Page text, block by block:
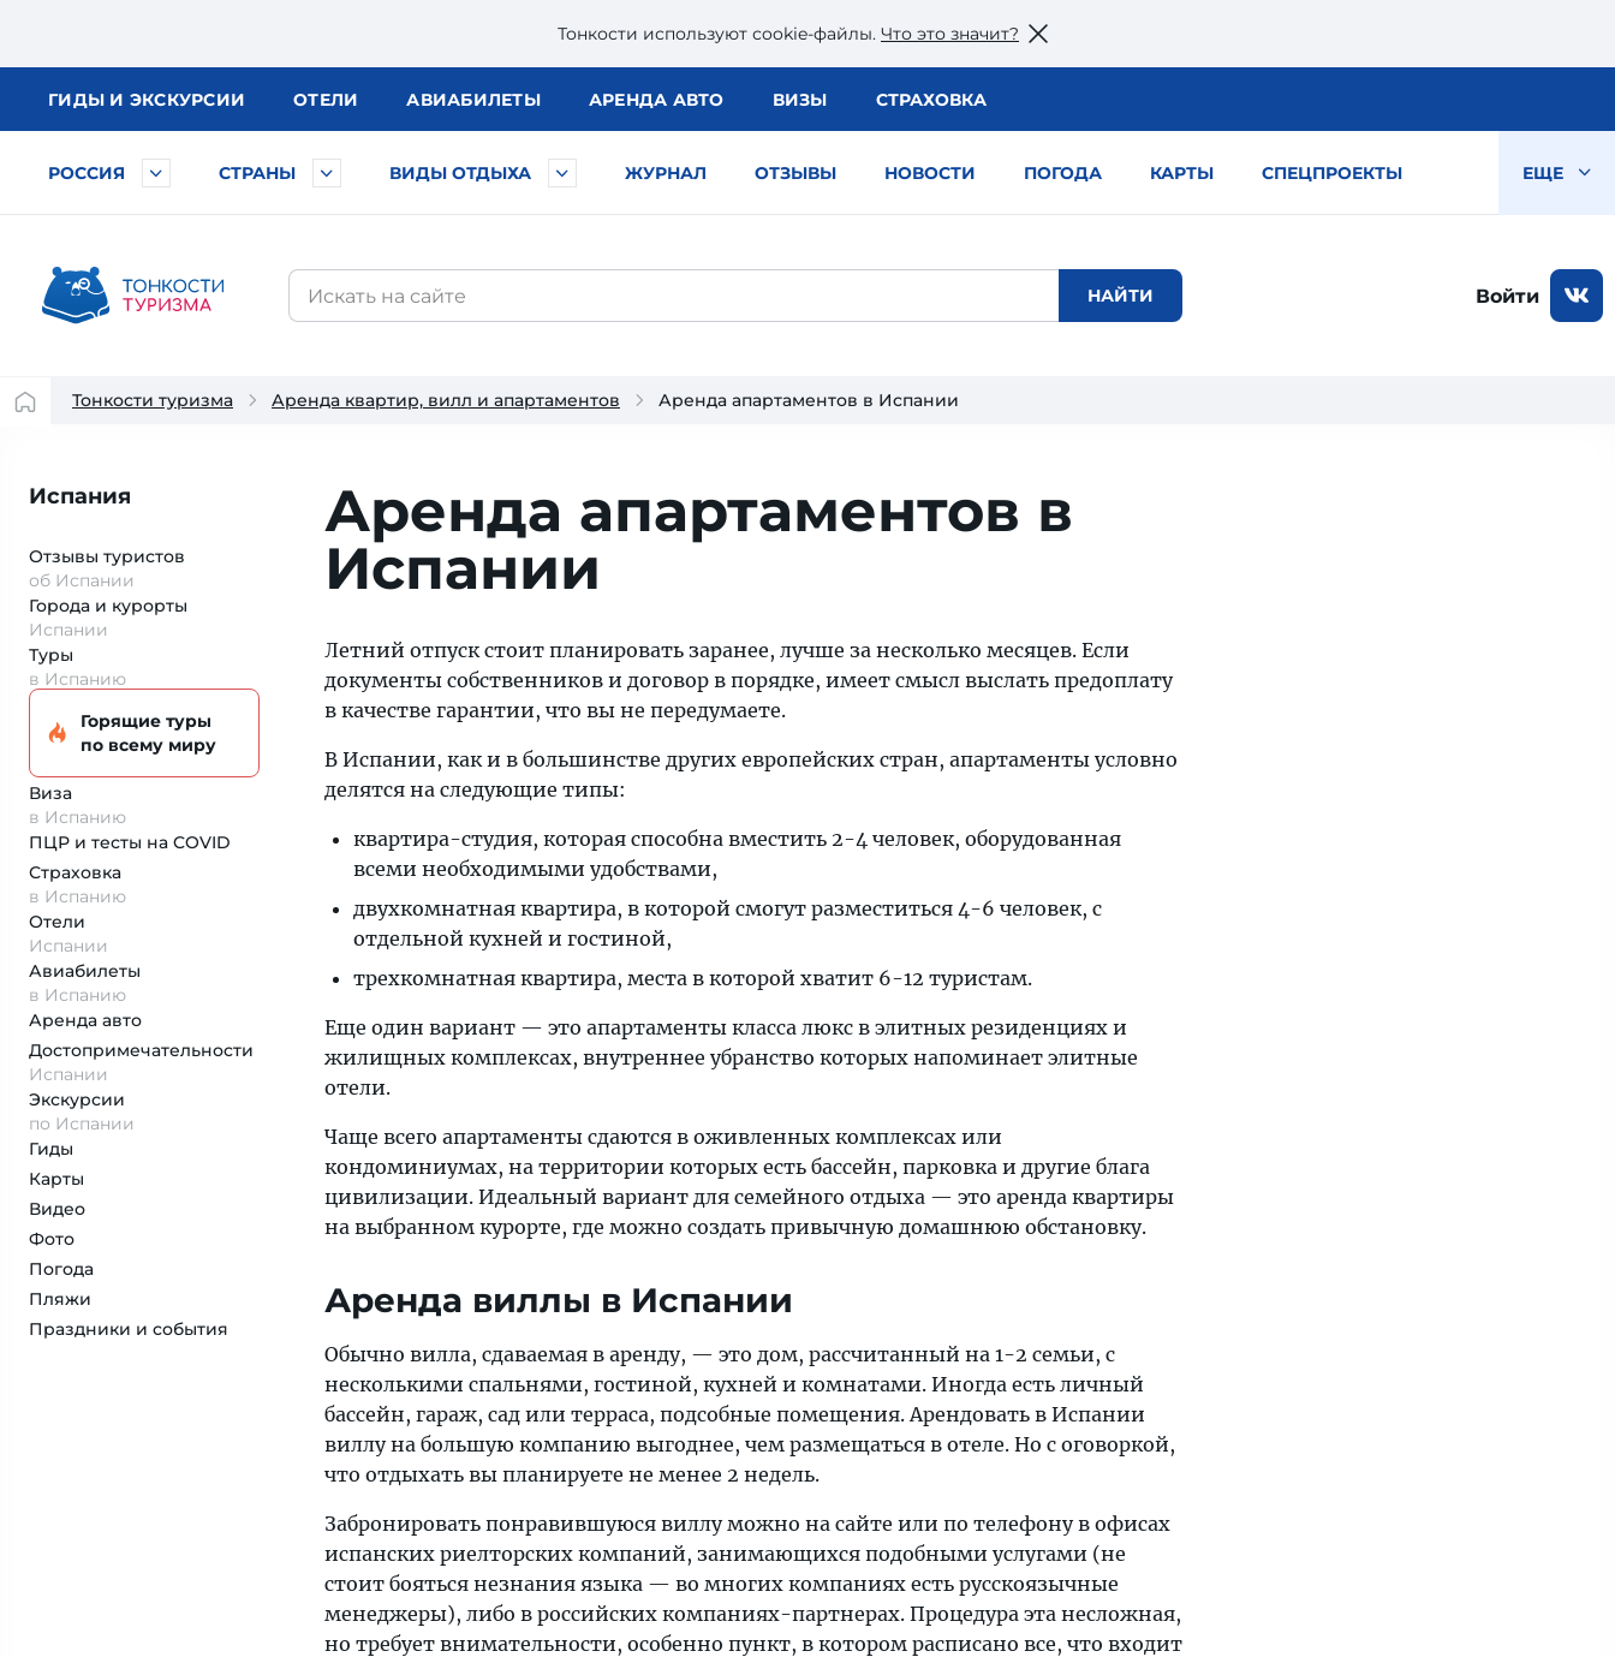
Тонкости используют сookie-файлы. Что это значит?
ГИДЫ И ЭКСКУРСИИ ОТЕЛИ АВИАБИЛЕТЫ АРЕНДА АВТО ВИЗЫ СТРАХОВКА
РОССИЯ СТРАНЫ ВИДЫ ОТДЫХА ЖУРНАЛ ОТЗЫВЫ НОВОСТИ ПОГОДА КАРТЫ СПЕЦПРОЕКТЫ ЕЩЕ
Войти
Тонкости туризма Аренда квартир, вилл и апартаментов Аренда апартаментов в Испании
Испания
Отзывы туристов
об Испании
Города и курорты
Испании
Туры
в Испанию
Горящие туры
по всему миру
Виза
в Испанию
ПЦР и тесты на COVID
Страховка
в Испанию
Отели
Испании
Авиабилеты
в Испанию
Аренда авто
Достопримеча­тельности
Испании
Экскурсии
по Испании
Гиды
Карты
Видео
Фото
Погода
Пляжи
Праздники и события
Аренда апартаментов в
Испании
Летний отпуск стоит планировать заранее, лучше за несколько месяцев. Если
документы собственников и договор в порядке, имеет смысл выслать предоплату
в качестве гарантии, что вы не передумаете.
В Испании, как и в большинстве других европейских стран, апартаменты условно
делятся на следующие типы:
квартира-студия, которая способна вместить 2-4 человек, оборудованная
всеми необходимыми удобствами,
двухкомнатная квартира, в которой смогут разместиться 4-6 человек, с
отдельной кухней и гостиной,
трехкомнатная квартира, места в которой хватит 6-12 туристам.
Еще один вариант — это апартаменты класса люкс в элитных резиденциях и
жилищных комплексах, внутреннее убранство которых напоминает элитные
отели.
Чаще всего апартаменты сдаются в оживленных комплексах или
кондоминиумах, на территории которых есть бассейн, парковка и другие блага
цивилизации. Идеальный вариант для семейного отдыха — это аренда квартиры
на выбранном курорте, где можно создать привычную домашнюю обстановку.
Аренда виллы в Испании
Обычно вилла, сдаваемая в аренду, — это дом, рассчитанный на 1-2 семьи, с
несколькими спальнями, гостиной, кухней и комнатами. Иногда есть личный
бассейн, гараж, сад или терраса, подсобные помещения. Арендовать в Испании
виллу на большую компанию выгоднее, чем размещаться в отеле. Но с оговоркой,
что отдыхать вы планируете не менее 2 недель.
Забронировать понравившуюся виллу можно на сайте или по телефону в офисах
испанских риелторских компаний, занимающихся подобными услугами (не
стоит бояться незнания языка — во многих компаниях есть русскоязычные
менеджеры), либо в российских компаниях-партнерах. Процедура эта несложная,
но требует внимательности, особенно пункт, в котором расписано все, что входит